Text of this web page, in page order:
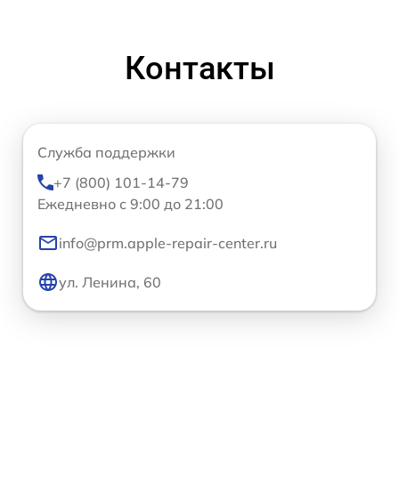
Контакты
Служба поддержки
+7 (800) 101-14-79
Ежедневно с 9:00 до 21:00
info@prm.apple-repair-center.ru
ул. Ленина, 60